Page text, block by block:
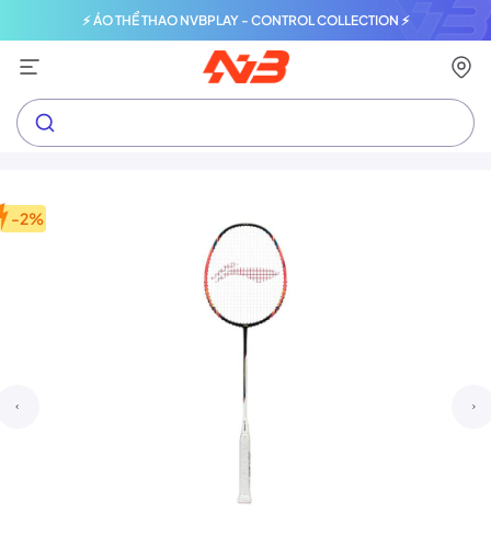
⚡ ÁO THỂ THAO NVBPLAY - CONTROL COLLECTION ⚡
-2%